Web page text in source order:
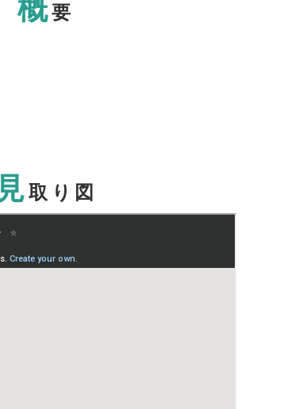
概要
見取り図